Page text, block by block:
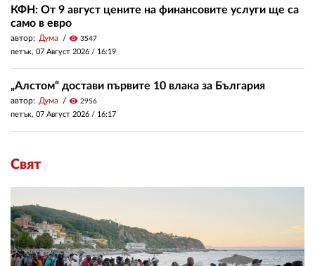
КФН: От 9 август цените на финансовите услуги ще са
само в евро
автор: Дума visibility 3547
петък, 07 Август 2026 / 16:19
„Алстом“ достави първите 10 влака за България
автор: Дума visibility 2956
петък, 07 Август 2026 / 16:17
Свят